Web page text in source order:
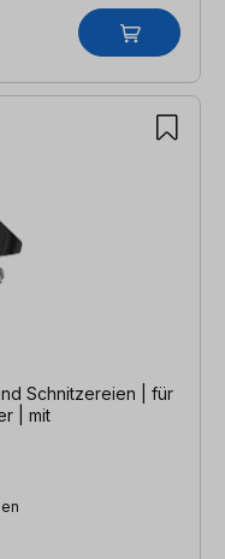
Schnitzereien | für
| mit